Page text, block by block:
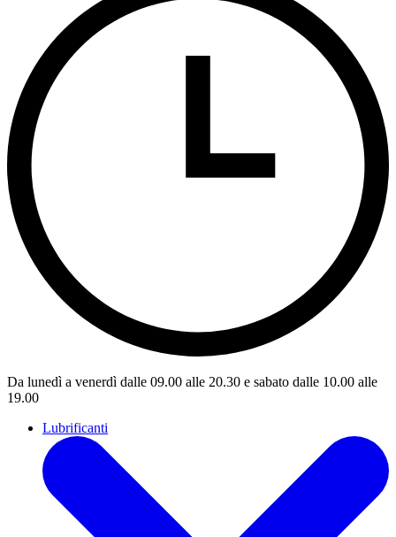
Da lunedì a venerdì dalle 09.00 alle 20.30 e sabato dalle 10.00 alle
19.00
Lubrificanti